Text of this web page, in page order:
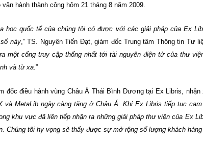
hành thành công hôm 21 tháng 8 năm 2009.
học quốc tế của chúng tôi có được với các giải pháp của Ex
này,” TS. Nguyên Tiến Đạt, giám đốc Trung tâm Thông tin Tư
một cổng truy cập thống nhất tới tài nguyên điện tử của thư
và từ xa .”
đốc điều hành vùng Châu Á Thái Bình Dương tại Ex Libris, nhận
và MetaLib ngày càng tăng ở Châu Á. Khi Ex Libris tiếp tục
khu vực đã liên tiếp nhận ra những giải pháp thư viện của Ex
Chúng tôi hy vọng sẽ thấy được sự mở rộng số lượng khách